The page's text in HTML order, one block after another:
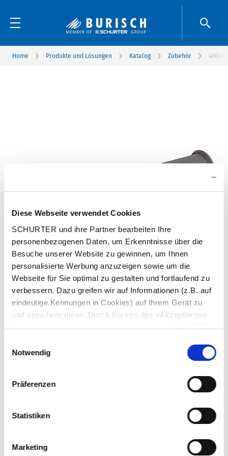
Diese Webseite verwendet Cookies
SCHURTER und ihre Partner bearbeiten Ihre
personenbezogenen Daten, um Erkenntnisse über die
Besuche unserer Website zu gewinnen, um Ihnen
personalisierte Werbung anzuzeigen sowie um die
Webseite für Sie optimal zu gestalten und fortlaufend zu
verbessern. Dazu greifen wir auf Informationen (z.B. auf
eindeutige Kennungen in Cookies) auf Ihrem Gerät zu
und speichern diese. Durch Klicken des «Akzeptieren»-
Buttons stimmen Sie der Verwendung aller SCHURTER
Ihre Einstellungen jederzeit ändern, indem Sie auf
Einstellungen werden unseren Partnern gemeldet und
haben keinen Einfluss auf die Browserdaten. Weitere
Datenschutzerklärung
Notwendig
Präferenzen
Statistiken
Marketing
Home Produkte und Lösungen Katalog Zubehör
Artikel: 4804.0002
Öffne vollständige Tabelle 4804.0002